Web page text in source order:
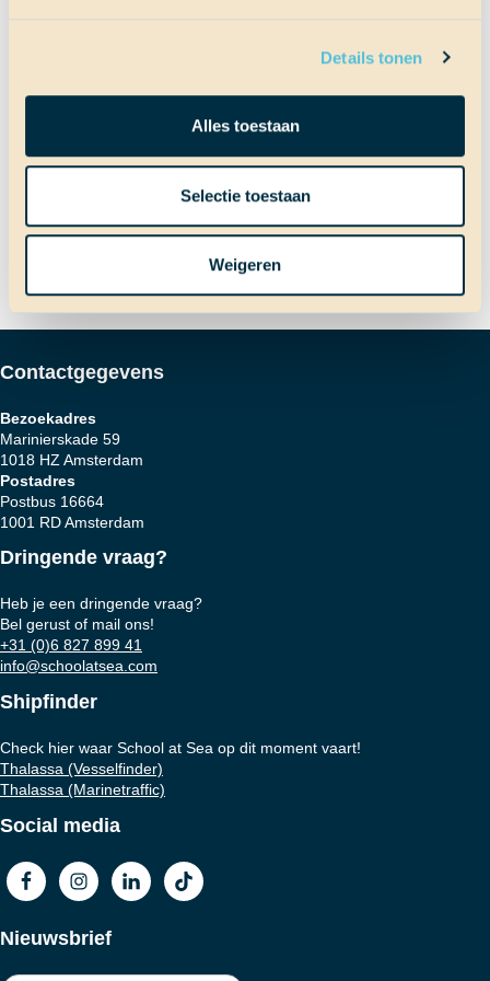
Details tonen
Alles toestaan
Selectie toestaan
Weigeren
Bericht
navigatie
De laatste dag van de survival.
Contactgegevens
Bezoekadres
Marinierskade 59
1018 HZ Amsterdam
Postadres
Postbus 16664
1001 RD Amsterdam
Dringende vraag?
Heb je een dringende vraag?
Bel gerust of mail ons!
+31 (0)6 827 899 41
info@schoolatsea.com
Shipfinder
Check hier waar School at Sea op dit moment vaart!
Thalassa (Vesselfinder)
Thalassa (Marinetraffic)
Social media
Nieuwsbrief